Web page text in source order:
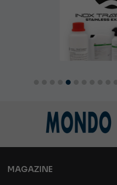
MAGAZINE